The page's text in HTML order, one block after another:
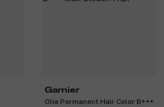
Garnier
Olia Permanent Hair Color B+++